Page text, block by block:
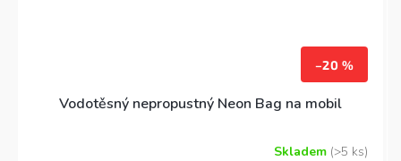
–20 %
Vodotěsný nepropustný Neon Bag na mobil
Skladem (>5 ks)